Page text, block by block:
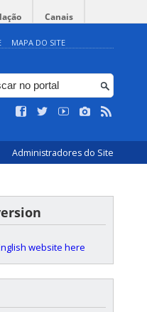
Canais
MAPA DO SITE
Administradores do Site
website here